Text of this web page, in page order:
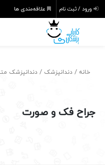
ورود / ثبت نام علاقه‌مندی ها
خانه /دندانپزشک /دندانپزشک
جراح فک و صورت